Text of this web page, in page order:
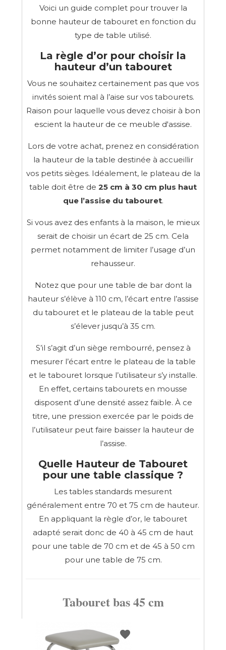
Voici un guide complet pour trouver la
bonne hauteur de tabouret en fonction du
type de table utilisé.
La règle d’or pour choisir la
hauteur d’un tabouret
Vous ne souhaitez certainement pas que vos
invités soient mal à l’aise sur vos tabourets.
Raison pour laquelle vous devez choisir à bon
escient la hauteur de ce meuble d'assise.
Lors de votre achat, prenez en considération
la hauteur de la table destinée à accueillir
vos petits sièges. Idéalement, le plateau de la
table doit être de 25 cm à 30 cm plus haut
que l’assise du tabouret.
Si vous avez des enfants à la maison, le mieux
serait de choisir un écart de 25 cm. Cela
permet notamment de limiter l’usage d’un
rehausseur.
Notez que pour une table de bar dont la
hauteur s’élève à 110 cm, l’écart entre l’assise
du tabouret et le plateau de la table peut
s’élever jusqu’à 35 cm.
S’il s’agit d’un siège rembourré, pensez à
mesurer l’écart entre le plateau de la table
et le tabouret lorsque l’utilisateur s’y installe.
En effet, certains tabourets en mousse
disposent d’une densité assez faible. À ce
titre, une pression exercée par le poids de
l’utilisateur peut faire baisser la hauteur de
l’assise.
Quelle Hauteur de Tabouret
pour une table classique ?
Les tables standards mesurent
généralement entre 70 et 75 cm de hauteur.
En appliquant la règle d’or, le tabouret
adapté serait donc de 40 à 45 cm de haut
pour une table de 70 cm et de 45 à 50 cm
pour une table de 75 cm.
Tabouret bas 45 cm
favorite